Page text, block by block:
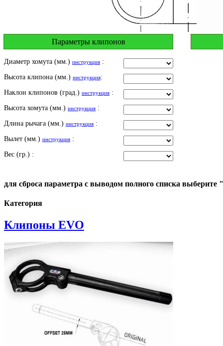
Параметры клипонов
Диаметр хомута (мм.) инструкция :
Высота клипона (мм.) инструкция:
Наклон клипонов (град.) инструкция :
Высота хомута (мм.) инструкция :
Длина рычага (мм.) инструкция :
Вылет (мм.) инструкция :
Вес (гр.) :
для сброса параметра с выводом полного списка
Категория
Клипоны EVO